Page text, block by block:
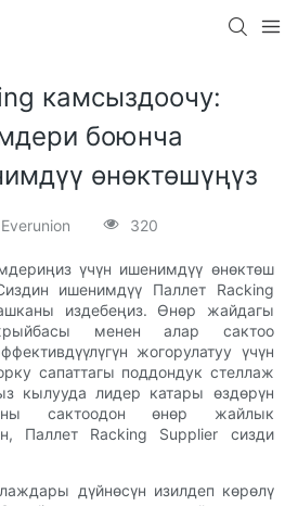
камсыздоочу:
боюнча
өнөктөшүңүз
Everunion 320
үчүн ишенимдүү өнөктөш
ишенимдүү Паллет Racking
издебеңиз. Өнөр жайдагы
менен алар сактоо
жогорулатуу үчүн
сапаттагы поддондук стеллаж
кылууда лидер катары өздөрүн
сактоодон өнөр жайлык
Паллет Racking Supplier сизди
дүйнөсүн изилдеп көрөлү